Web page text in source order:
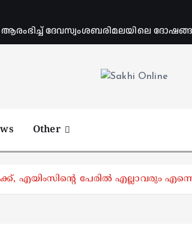
ദേവസ്വംശബരിമലയിലെ
Other
എയിംസിന്റെ പേരിൽ എല്ലാവരും